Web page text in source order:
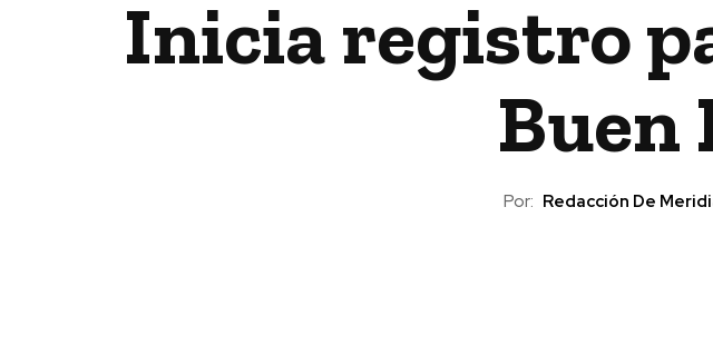
Inicia registro
Buen
Por: Redacción De